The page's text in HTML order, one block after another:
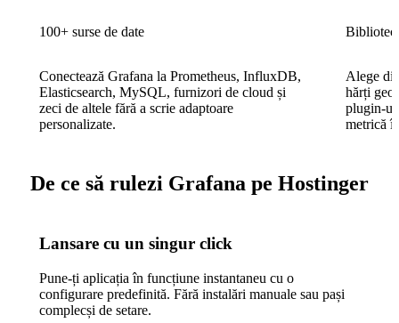
100+ surse de date
Conectează Grafana la Prometheus, InfluxDB,
Elasticsearch, MySQL, furnizori de cloud și
zeci de altele fără a scrie adaptoare
personalizate.
Alege
hărți
plugin-
metrică
De ce să rulezi Grafana pe Hostinger
Lansare cu un singur click
Pune-ți aplicația în funcțiune instantaneu cu o
configurare predefinită. Fără instalări manuale sau pași
complecși de setare.